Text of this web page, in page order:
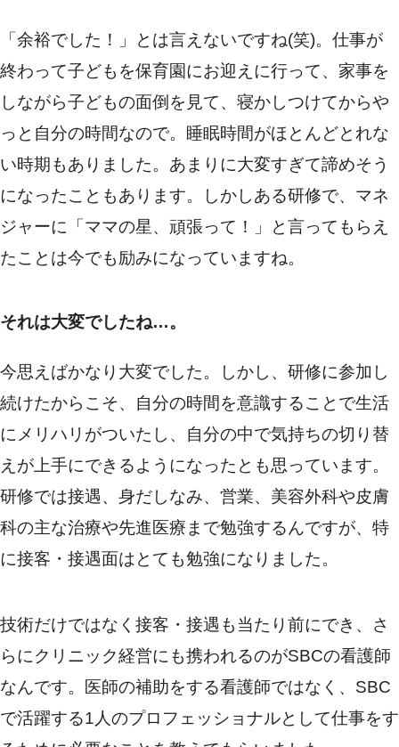
「余裕でした！」とは言えないですね(笑)。仕事が
終わって子どもを保育園にお迎えに行って、家事を
しながら子どもの面倒を見て、寝かしつけてからや
っと自分の時間なので。睡眠時間がほとんどとれな
い時期もありました。あまりに大変すぎて諦めそう
になったこともあります。しかしある研修で、マネ
ジャーに「ママの星、頑張って！」と言ってもらえ
たことは今でも励みになっていますね。
それは大変でしたね…。
今思えばかなり大変でした。しかし、研修に参加し
続けたからこそ、自分の時間を意識することで生活
にメリハリがついたし、自分の中で気持ちの切り替
えが上手にできるようになったとも思っています。
研修では接遇、身だしなみ、営業、美容外科や皮膚
科の主な治療や先進医療まで勉強するんですが、特
に接客・接遇面はとても勉強になりました。
技術だけではなく接客・接遇も当たり前にでき、さ
らにクリニック経営にも携われるのがSBCの看護師
なんです。医師の補助をする看護師ではなく、SBC
で活躍する1人のプロフェッショナルとして仕事をす